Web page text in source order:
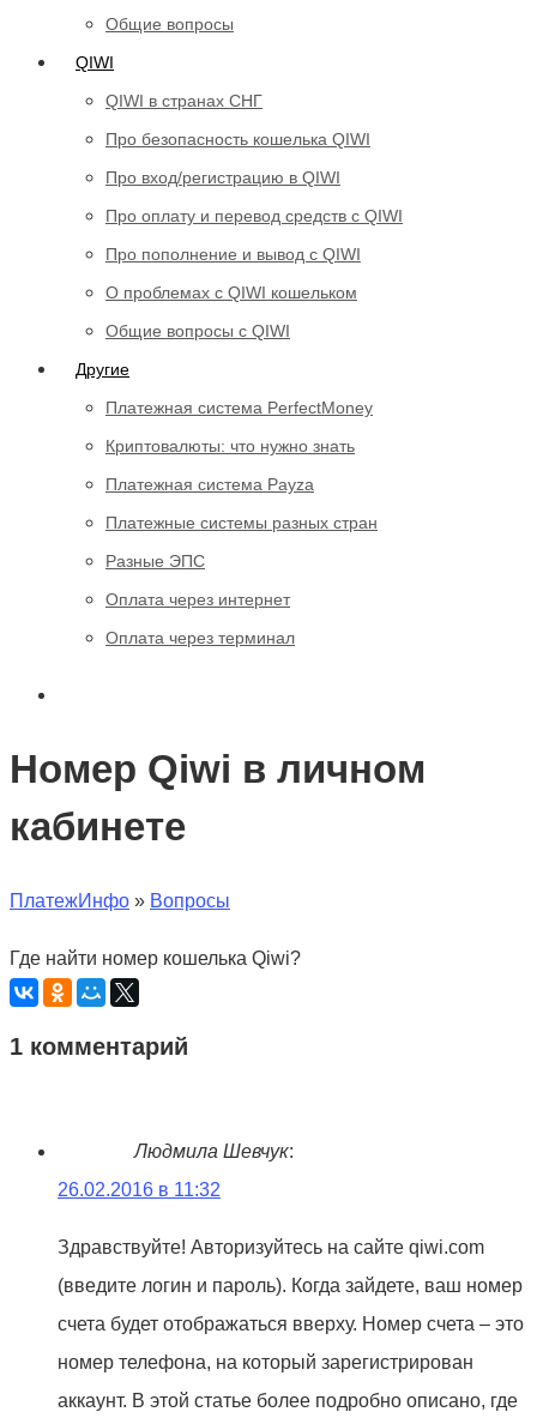
Общие вопросы
QIWI
QIWI в странах СНГ
Про безопасность кошелька QIWI
Про вход/регистрацию в QIWI
Про оплату и перевод средств c QIWI
Про пополнение и вывод с QIWI
О проблемах с QIWI кошельком
Общие вопросы с QIWI
Другие
Платежная система PerfectMoney
Криптовалюты: что нужно знать
Платежная система Payza
Платежные системы разных стран
Разные ЭПС
Оплата через интернет
Оплата через терминал
Номер Qiwi в личном
кабинете
ПлатежИнфо » Вопросы
Где найти номер кошелька Qiwi?
1 комментарий
Людмила Шевчук:
26.02.2016 в 11:32
Здравствуйте! Авторизуйтесь на сайте qiwi.com
(введите логин и пароль). Когда зайдете, ваш номер
счета будет отображаться вверху. Номер счета – это
номер телефона, на который зарегистрирован
аккаунт. В этой статье более подробно описано, где